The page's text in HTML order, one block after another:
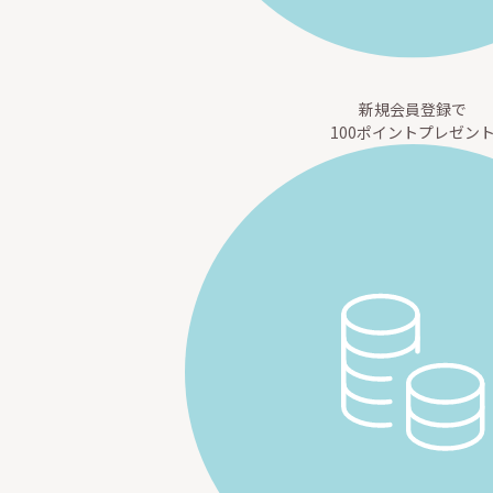
新規会員登録で
100ポイントプレゼン